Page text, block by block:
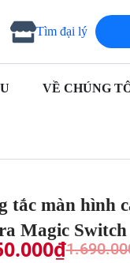
Tìm đại lý
VỀ CHÚNG
tắc màn hình
Magic
₫